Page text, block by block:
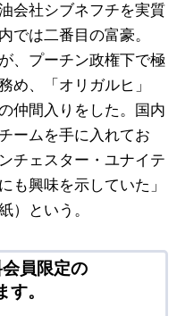
会社シブネフチを実質
では二番目の富豪。
、プーチン政権下で極
め、「オリガルヒ」
仲間入りをした。国内
ームを手に入れてお
チェスター・ユナイテ
も興味を示していた」
）という。
員限定の
す。